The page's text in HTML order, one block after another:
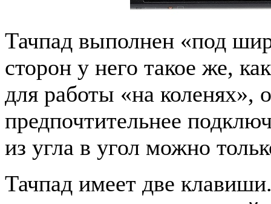
Тачпад выполнен «под
сторон у него такое же,
для работы «на коленях»,
предпочтительнее
из угла в угол можно
Тачпад имеет две